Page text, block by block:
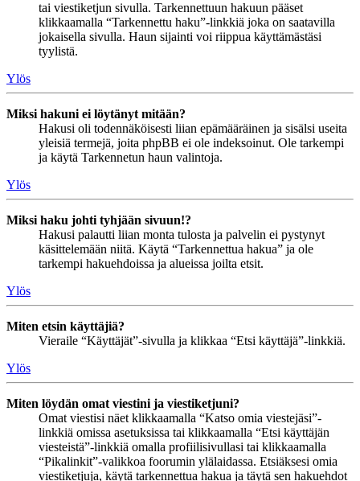
tai viestiketjun sivulla. Tarkennettuun hakuun pääset
klikkaamalla “Tarkennettu haku”-linkkiä joka on saatavilla
jokaisella sivulla. Haun sijainti voi riippua käyttämästäsi
tyylistä.
Ylös
Miksi hakuni ei löytänyt mitään?
Hakusi oli todennäköisesti liian epämääräinen ja sisälsi useita
yleisiä termejä, joita phpBB ei ole indeksoinut. Ole tarkempi
ja käytä Tarkennetun haun valintoja.
Ylös
Miksi haku johti tyhjään sivuun!?
Hakusi palautti liian monta tulosta ja palvelin ei pystynyt
käsittelemään niitä. Käytä “Tarkennettua hakua” ja ole
tarkempi hakuehdoissa ja alueissa joilta etsit.
Ylös
Miten etsin käyttäjiä?
Vieraile “Käyttäjät”-sivulla ja klikkaa “Etsi käyttäjä”-linkkiä.
Ylös
Miten löydän omat viestini ja viestiketjuni?
Omat viestisi näet klikkaamalla “Katso omia viestejäsi”-
linkkiä omissa asetuksissa tai klikkaamalla “Etsi käyttäjän
viesteistä”-linkkiä omalla profiilisivullasi tai klikkaamalla
“Pikalinkit”-valikkoa foorumin ylälaidassa. Etsiäksesi omia
viestiketjuja, käytä tarkennettua hakua ja täytä sen hakuehdot